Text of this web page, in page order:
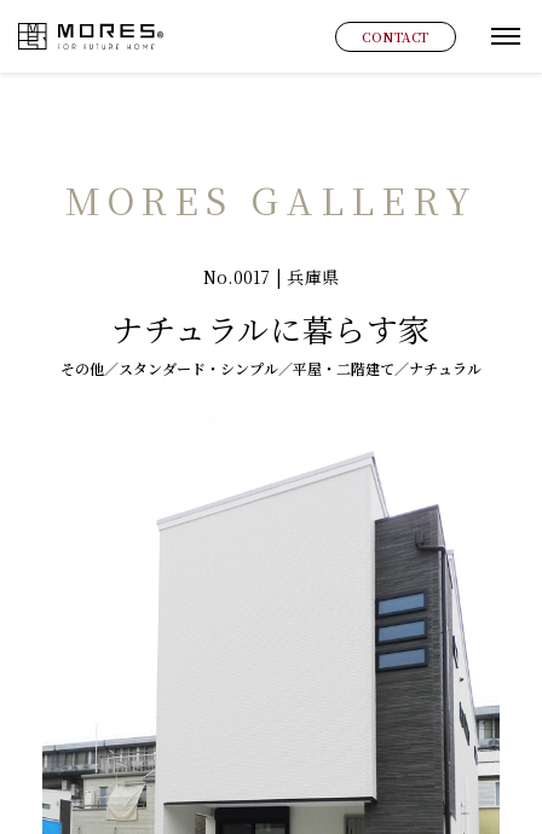
MORES CONTACT グ
MORES GALLERY
No.0017 | 兵庫県
ナチュラルに暮らす家
その他／スタンダード・シンプル／平屋・二階建て／ナチュラル